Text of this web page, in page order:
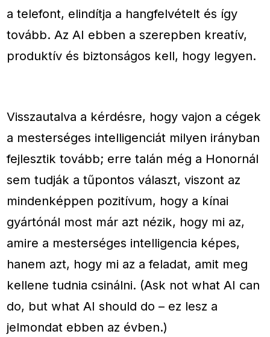
a telefont, elindítja a hangfelvételt és így
tovább. Az AI ebben a szerepben kreatív,
produktív és biztonságos kell, hogy legyen.
Visszautalva a kérdésre, hogy vajon a cégek
a mesterséges intelligenciát milyen irányban
fejlesztik tovább; erre talán még a Honornál
sem tudják a tűpontos választ, viszont az
mindenképpen pozitívum, hogy a kínai
gyártónál most már azt nézik, hogy mi az,
amire a mesterséges intelligencia képes,
hanem azt, hogy mi az a feladat, amit meg
kellene tudnia csinálni. (Ask not what AI can
do, but what AI should do – ez lesz a
jelmondat ebben az évben.)